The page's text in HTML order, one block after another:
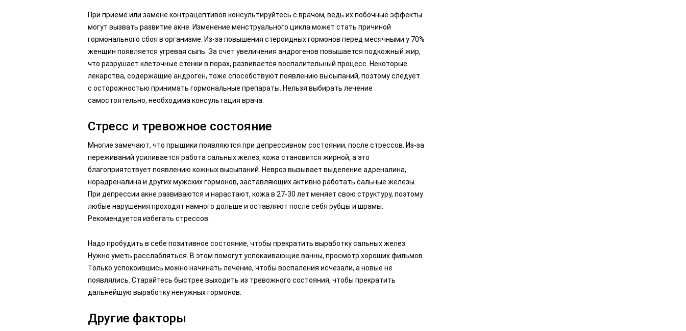
При приеме или замене контрацептивов консультируйтесь с врачом, ведь их побочные эффекты
могут вызвать развитие акне. Изменение менструального цикла может стать причиной
гормонального сбоя в организме. Из-за повышения стероидных гормонов перед месячными у 70%
женщин появляется угревая сыпь. За счет увеличения андрогенов повышается подкожный жир,
что разрушает клеточные стенки в порах, развивается воспалительный процесс. Некоторые
лекарства, содержащие андроген, тоже способствуют появлению высыпаний, поэтому следует
с осторожностью принимать гормональные препараты. Нельзя выбирать лечение
самостоятельно, необходима консультация врача.
Стресс и тревожное состояние
Многие замечают, что прыщики появляются при депрессивном состоянии, после стрессов. Из-за
переживаний усиливается работа сальных желез, кожа становится жирной, а это
благоприятствует появлению кожных высыпаний. Невроз вызывает выделение адреналина,
норадреналина и других мужских гормонов, заставляющих активно работать сальные железы.
При депрессии акне развиваются и нарастают, кожа в 27-30 лет меняет свою структуру, поэтому
любые нарушения проходят намного дольше и оставляют после себя рубцы и шрамы.
Рекомендуется избегать стрессов.
Надо пробудить в себе позитивное состояние, чтобы прекратить выработку сальных желез.
Нужно уметь расслабляться. В этом помогут успокаивающие ванны, просмотр хороших фильмов.
Только успокоившись можно начинать лечение, чтобы воспаления исчезали, а новые не
появлялись. Старайтесь быстрее выходить из тревожного состояния, чтобы прекратить
дальнейшую выработку ненужных гормонов.
Другие факторы